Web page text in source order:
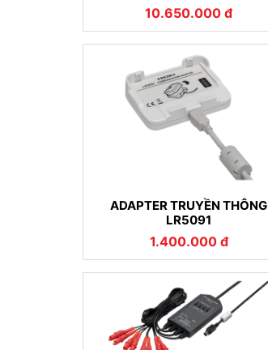
10.650.000 đ
ADAPTER TRUYỀN THÔNG
LR5091
1.400.000 đ